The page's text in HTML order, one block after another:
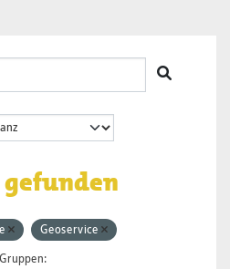
gefunden
Geoservice
Gruppen: